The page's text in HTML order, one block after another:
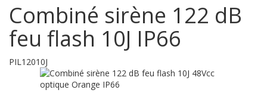
Combiné sirène 122 dB
feu flash 10J IP66
PIL12010J